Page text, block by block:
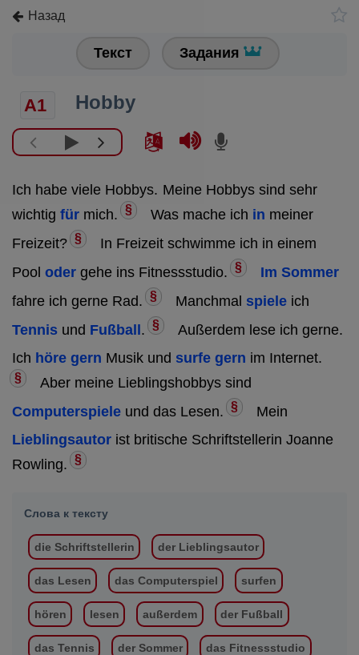
Назад
Текст Задания
A1 Hobby
Ich habe viele Hobbys. Meine Hobbys sind sehr
wichtig für mich. § Was mache ich in meiner
Freizeit? §
In Freizeit schwimme ich in einem
Pool oder gehe ins Fitnessstudio. §
Im Sommer
fahre ich gerne Rad. § Manchmal spiele ich
Tennis und Fußball . §
Außerdem lese ich gerne.
Ich höre gern Musik und surfe gern im Internet.
§
Aber meine Lieblingshobbys sind
Computerspiele und das Lesen. §
Mein
Lieblingsautor ist britische Schriftstellerin Joanne
Rowling. §
Слова к тексту
die Schriftstellerin der Lieblingsautor
das Lesen das Computerspiel surfen
hören lesen außerdem der Fußball
das Tennis der Sommer das Fitnessstudio